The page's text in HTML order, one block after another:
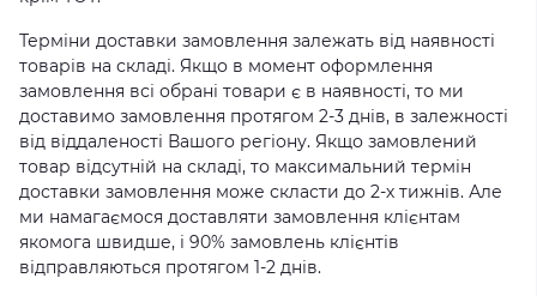
Терміни доставки замовлення залежать від наявності
товарів на складі. Якщо в момент оформлення
замовлення всі обрані товари є в наявності, то ми
доставимо замовлення протягом 2-3 днів, в залежності
від віддаленості Вашого регіону. Якщо замовлений
товар відсутній на складі, то максимальний термін
доставки замовлення може скласти до 2-х тижнів. Але
ми намагаємося доставляти замовлення клієнтам
якомога швидше, і 90% замовлень клієнтів
відправляються протягом 1-2 днів.